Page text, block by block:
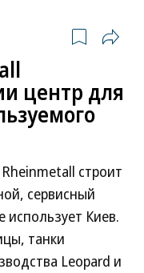
центр для
строит
сервисный
использует Киев.
танки
Leopard и